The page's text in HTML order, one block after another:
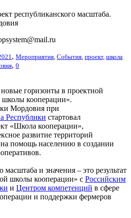
республиканского масштаба.
, Мероприятия События проект, школа
, 0
горизонты в проектной
школы кооперации».
Мордовия при
Республики стартовал
«Школа кооперации»,
развитие территорий
помощь населению в создании
и значения – это результат
школы кооперации» с Российским
и Центром компетенций в сфере
и поддержки фермеров